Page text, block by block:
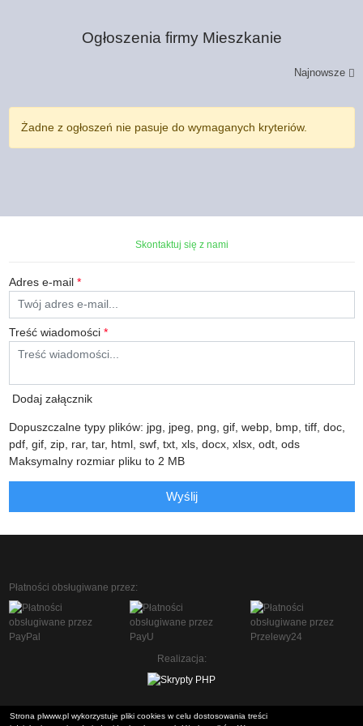
Ogłoszenia firmy Mieszkanie
Najnowsze
Żadne z ogłoszeń nie pasuje do wymaganych kryteriów.
Skontaktuj się z nami
Adres e-mail *
Treść wiadomości *
Dodaj załącznik
Dopuszczalne typy plików: jpg, jpeg, png, gif, webp, bmp, tiff, doc,
pdf, gif, zip, rar, tar, html, swf, txt, xls, docx, xlsx, odt, ods
Maksymalny rozmiar pliku to 2 MB
Wyślij
Płatności obsługiwane przez:
Realizacja:
Strona plwww.pl wykorzystuje pliki cookies w celu dostosowania treści